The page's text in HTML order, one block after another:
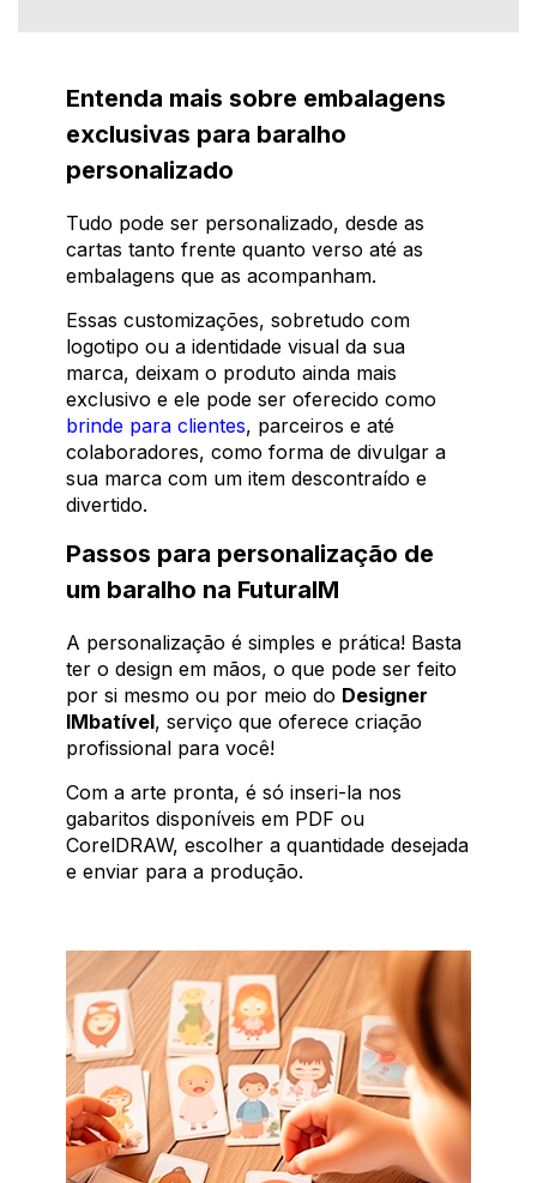
Entenda mais sobre embalagens
exclusivas para baralho
personalizado
Tudo pode ser personalizado, desde as
cartas tanto frente quanto verso até as
embalagens que as acompanham.
Essas customizações, sobretudo com
logotipo ou a identidade visual da sua
marca, deixam o produto ainda mais
exclusivo e ele pode ser oferecido como
brinde para clientes, parceiros e até
colaboradores, como forma de divulgar a
sua marca com um item descontraído e
divertido.
Passos para personalização de
um baralho na FuturaIM
A personalização é simples e prática! Basta
ter o design em mãos, o que pode ser feito
por si mesmo ou por meio do Designer
IMbatível, serviço que oferece criação
profissional para você!
Com a arte pronta, é só inseri-la nos
gabaritos disponíveis em PDF ou
CorelDRAW, escolher a quantidade desejada
e enviar para a produção.